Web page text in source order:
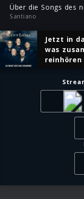
Über die Songs des
Santiano
Jetzt in
was
reinhören